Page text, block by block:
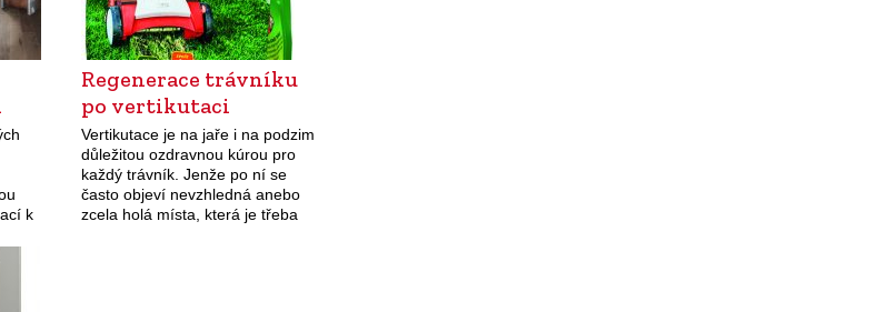
k
její
Regenerace trávníku
po vertikutaci
Vertikutace je na jaře i na podzim
důležitou ozdravnou kúrou pro
každý trávník. Jenže po ní se
často objeví nevzhledná anebo
zcela holá místa, která je třeba